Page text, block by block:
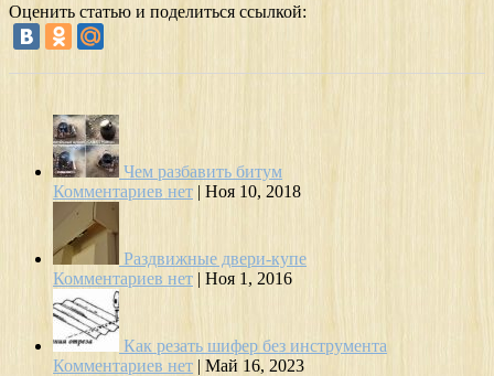
Оценить статью и поделиться ссылкой:
Чем разбавить битум
Комментариев нет | Ноя 10, 2018
Раздвижные двери-купе
Комментариев нет | Ноя 1, 2016
Как резать шифер без инструмента
Комментариев нет | Май 16, 2023